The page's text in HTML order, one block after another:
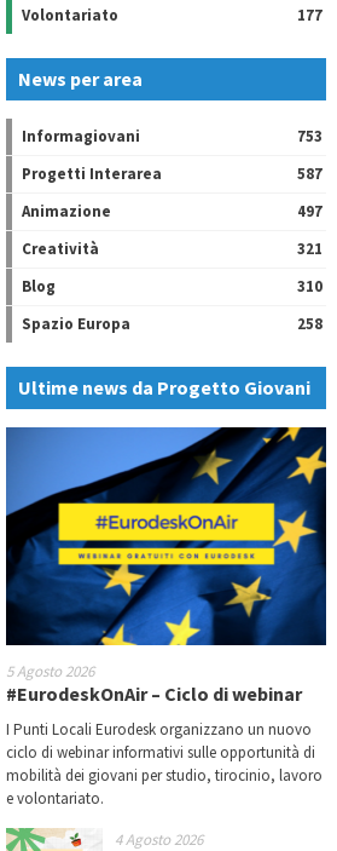
Volontariato
177
News per area
Informagiovani
753
Progetti Interarea
587
Animazione
497
Creatività
321
Blog
310
Spazio Europa
258
Ultime news da Progetto Giovani
5 Agosto 2026
#EurodeskOnAir – Ciclo di webinar
I Punti Locali Eurodesk organizzano un nuovo
ciclo di webinar informativi sulle opportunità di
mobilità dei giovani per studio, tirocinio, lavoro
e volontariato.
4 Agosto 2026